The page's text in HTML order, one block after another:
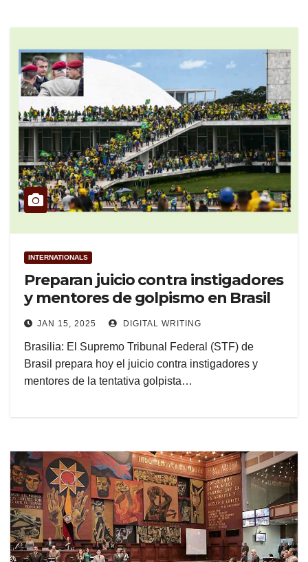
INTERNATIONALS
Preparan juicio contra instigadores
y mentores de golpismo en Brasil
JAN 15, 2025 DIGITAL WRITING
Brasilia: El Supremo Tribunal Federal (STF) de
Brasil prepara hoy el juicio contra instigadores y
mentores de la tentativa golpista…